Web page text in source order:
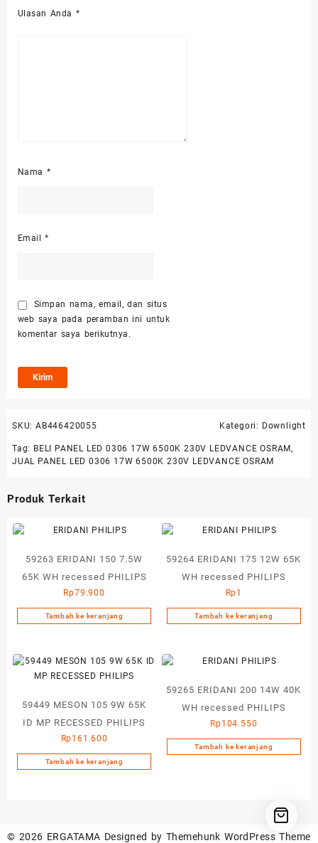
Ulasan Anda *
Nama *
Email*
Simpan nama, email, dan situs
web saya pada peramban ini untuk
komentar saya berikutnya.
SKU: AB446420055 Kategori: Downlight
Tag: BELI PANEL LED 0306 17W 6500K 230V LEDVANCE OSRAM,
JUAL PANEL LED 0306 17W 6500K 230V LEDVANCE OSRAM
Produk Terkait
59263 ERIDANI 150 7.5W
65K WH recessed PHILIPS
Rp79.900
Tambah ke keranjang
59264 ERIDANI 175 12W 65K
WH recessed PHILIPS
Rp1
Tambah ke keranjang
59449 MESON 105 9W 65K
ID MP RECESSED PHILIPS
Rp161.600
Tambah ke keranjang
59265 ERIDANI 200 14W 40K
WH recessed PHILIPS
Rp104.550
Tambah ke keranjang
© 2026 ERGATAMA Designed by Themehunk WordPress Theme